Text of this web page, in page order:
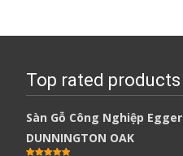
Top rated products
Sàn Gỗ Công Nghiệp Egger
DUNNINGTON OAK